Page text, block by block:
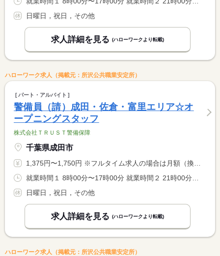
日曜日，祝日，その他
求人詳細を見る (ハローワークより転載)
ハローワーク求人（掲載元：所沢公共職業安定所）
パート・アルバイト
警備員（請）成田・佐倉・富里エリア☆オ
ープニングスタッフ
株式会社ＴＲＵＳＴ警備保障
千葉県成田市
1,375円〜1,750円 ※フルタイム求人の場合は月額（換算額）、パート求人の場合は時間額を表示しています。
日曜日，祝日，その他
求人詳細を見る (ハローワークより転載)
ハローワーク求人（掲載元：所沢公共職業安定所）